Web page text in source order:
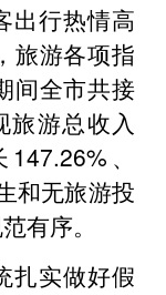
出行热情高
旅游各项指
间全市共接
旅游总收入
、
和无旅游投
有序。
扎实做好假